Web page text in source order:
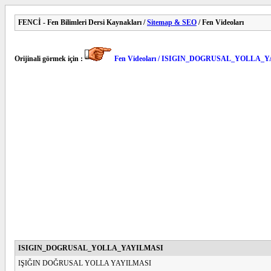
FENCİ - Fen Bilimleri Dersi Kaynakları /Sitemap & SEO / Fen Videoları
Orijinali görmek için : Fen Videoları /
ISIGIN_DOGRUSAL_YOLLA_YAYILMASI
IŞIĞIN DOĞRUSAL YOLLA YAYILMASI